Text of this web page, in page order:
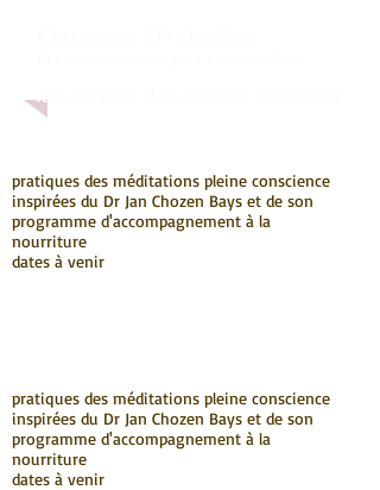
télé-entretien, visio-entretien individualisé
pratiques des méditations pleine conscience
inspirées du Dr Jan Chozen Bays et de son
programme d'accompagnement à la
nourriture
dates à venir
pratiques des méditations pleine conscience
inspirées du Dr Jan Chozen Bays et de son
programme d'accompagnement à la
nourriture
dates à venir